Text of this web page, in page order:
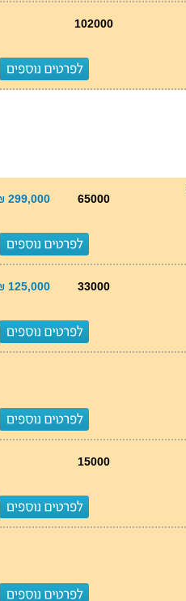
102000
65000
299,000 ₪
33000
125,000 ₪
15000